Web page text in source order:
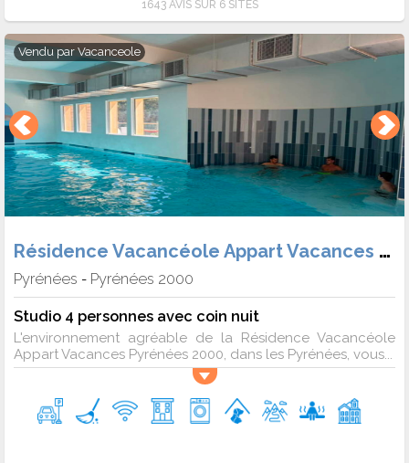
logements en résidence ou en appartement. Les offres de
dernière minute incluent souvent des réductions sur les
forfaits de ski ou des activités spéciales pour les enfants,
faisant de vos vacances un moment inoubliable à un prix
abordable.
Sur Ski Express, vous passerez de belles vacances en
compagnie de vos proches pour un séjour au ski à Pâques !
Voir également les autres offres de séjour au ski pour avril :
3 avril 2027-10 avril 2027
1643 AVIS SUR 6 SITES
Vendu par Vacanceole
Résidence Vacancéole Appart Vacances Pyrénées 2000
Pyrénées - Pyrénées 2000
Studio 4 personnes avec coin nuit
L'environnement agréable de la Résidence Vacancéole
Appart Vacances Pyrénées 2000, dans les Pyrénées, vous...